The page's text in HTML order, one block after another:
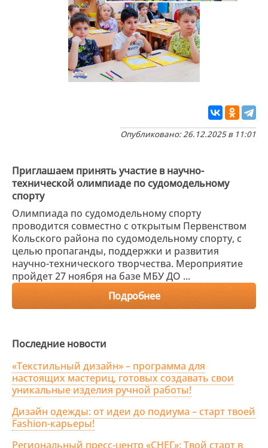
Опубликовано: 26.12.2025 в 11:01
Приглашаем принять участие в научно-
технической олимпиаде по судомодельному
спорту
Олимпиада по судомодельному спорту
проводится совместно с открытым Первенством
Кольского района по судомодельному спорту, с
целью пропаганды, поддержки и развития
научно-технического творчества. Мероприятие
пройдет 27 ноября на базе МБУ ДО ...
Подробнее
Последние новости
«Текстильный дизайн» – программа для
настоящих мастериц, готовых создавать свои
уникальные изделия ручной работы!
Дизайн одежды: от идеи до подиума – старт твоей
Fashion-карьеры!
Региональный пресс-центр «СНЕГ»: Твой старт в